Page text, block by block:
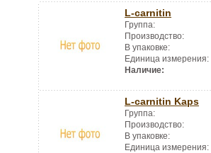
L-carnitin
Группа:
Производство:
В упаковке:
Единица измерения:
Наличие:
L-carnitin Kaps
Группа:
Производство:
В упаковке:
Единица измерения: